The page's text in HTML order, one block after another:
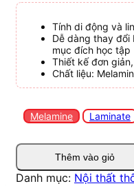
Tính di động và
Dễ dàng thay
mục đích học tập
Thiết kế đơn
Chất liệu:
Melamine Laminate
Thêm vào giỏ
Danh mục: Nội thất